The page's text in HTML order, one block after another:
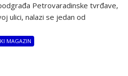
Petrovaradinske tvrđave,
ulici, nalazi se jedan od
MAGAZIN